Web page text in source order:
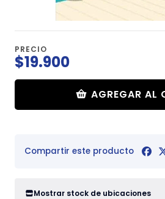
PRECIO
$19.900
AGREGAR AL
Compartir este producto
Mostrar stock de ubicaciones